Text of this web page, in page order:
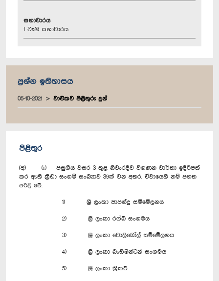
සභාවාරය
1 වැනි සභාවාරය
ප්‍රශ්න ඉතිහාසය
05-10-2021 වාචිකව පිළිතුරු දුන්
පිළිතුර
(අ) (i) පසුගිය වසර 3 තුළ නිවැරදිව විගණන වාර්තා ඉදිරිපත්
කර ඇති ක්‍රීඩා සංගම් සංඛ්‍යාව 39ක් වන අතර, ඒවායෙහි නම් පහත
පරිදි වේ.
1) ශ්‍රී ලංකා පාපන්දු සම්මේලනය
2) ශ්‍රී ලංකා රග්බි සංගමය
3) ශ්‍රී ලංකා වොලිබෝල් සම්මේලනය
4) ශ්‍රී ලංකා බැඩ්මින්ටන් සංගමය
5) ශ්‍රී ලංකා ක්‍රිකට්